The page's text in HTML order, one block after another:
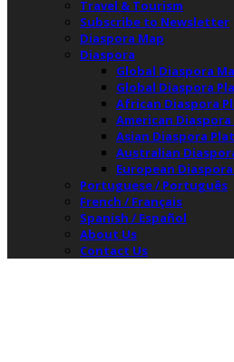
Travel & Tourism
Subscribe to Newsletter
Diaspora Map
Diaspora
Global Diaspora
Global Diaspora
African Diaspora
American
Asian Diaspora
Australian
European
Portuguese / Português
French / Français
Spanish / Español
About Us
Contact Us